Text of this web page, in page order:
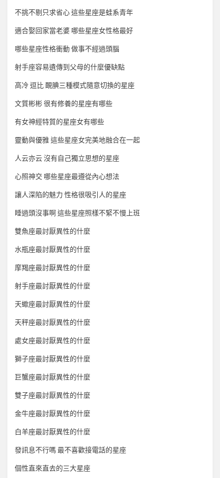
不挑不剔只求省心 這些星座是蛙系青年
適合娶回家當老婆 哪些星座女性格最好
哪些星座性格衝動 做事不經過頭腦
射手座容易遺傳到父母的什麼優缺點
高冷 逗比 靦腆三種模式隨意切換的星座
文質彬彬 很有修養的星座有哪些
有女神經特質的星座女有哪些
靈動與優雅 這些星座女完美地融合在一起
人云亦云 沒有自己獨立思想的星座
心照神交 哪些星座最遵從內心想法
讓人深陷的魅力 性格很吸引人的星座
睡過頭沒事啊 這些星座照樣不緊不慢上班
雙魚座最討厭異性的什麼
水瓶座最討厭異性的什麼
摩羯座最討厭異性的什麼
射手座最討厭異性的什麼
天蠍座最討厭異性的什麼
天秤座最討厭異性的什麼
處女座最討厭異性的什麼
獅子座最討厭異性的什麼
巨蟹座最討厭異性的什麼
雙子座最討厭異性的什麼
金牛座最討厭異性的什麼
白羊座最討厭異性的什麼
發訊息不行嗎 最不喜歡接電話的星座
個性直來直去的三大星座